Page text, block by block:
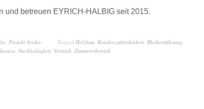
und betreuen EYRICH-HALBIG seit 2015.
, Projekt-Archiv Tagged Holzbau, Kundenzufriedenheit, Markenführung,
, Nachhaltigkeit, Vertrieb, Zimmererbetrieb